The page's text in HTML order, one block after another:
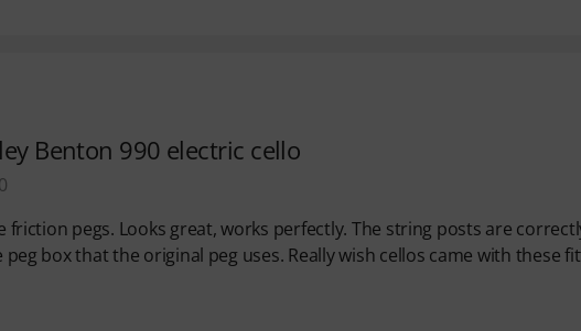
Benton 990 electric cello
pegs. Looks great, works perfectly. The string posts are
box that the original peg uses. Really wish cellos came with these